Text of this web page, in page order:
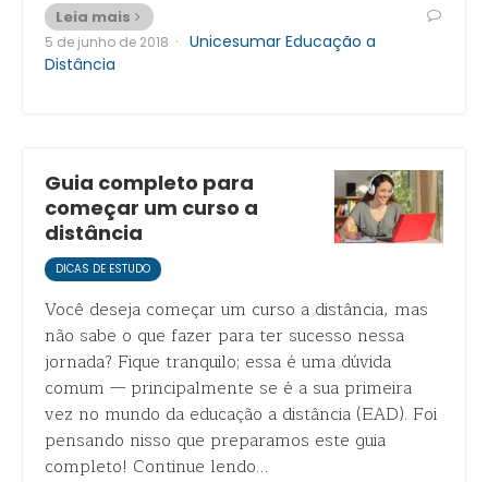
Leia mais
5 de junho de 2018 · Unicesumar Educação a
Distância
Guia completo para
começar um curso a
distância
DICAS DE ESTUDO
Você deseja começar um curso a distância, mas
não sabe o que fazer para ter sucesso nessa
jornada? Fique tranquilo; essa é uma dúvida
comum — principalmente se é a sua primeira
vez no mundo da educação a distância (EAD). Foi
pensando nisso que preparamos este guia
completo! Continue lendo…